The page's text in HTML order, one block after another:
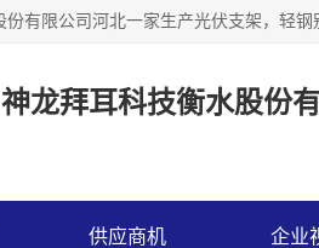
神龙拜耳科技衡水股份
供应商机 企业